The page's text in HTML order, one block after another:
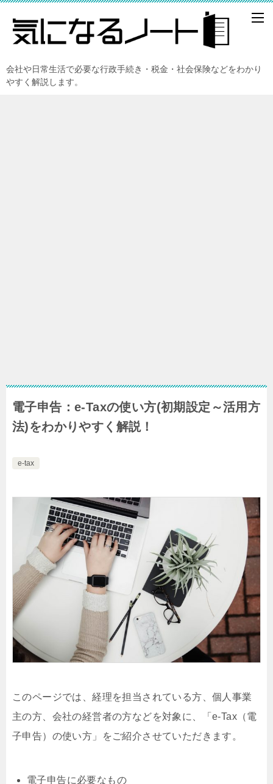
会社や日常生活で必要な行政手続き・税金・社会保険などをわかり
やすく解説します。
電子申告：e-Taxの使い方(初期設定～活用方
法)をわかりやすく解説！
e-tax
このページでは、経理を担当されている方、個人事業
主の方、会社の経営者の方などを対象に、「e-Tax（電
子申告）の使い方」をご紹介させていただきます。
電子申告に必要なもの